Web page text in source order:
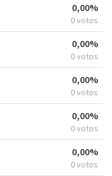
0,00%
0 votos
0,00%
0 votos
0,00%
0 votos
0,00%
0 votos
0,00%
0 votos